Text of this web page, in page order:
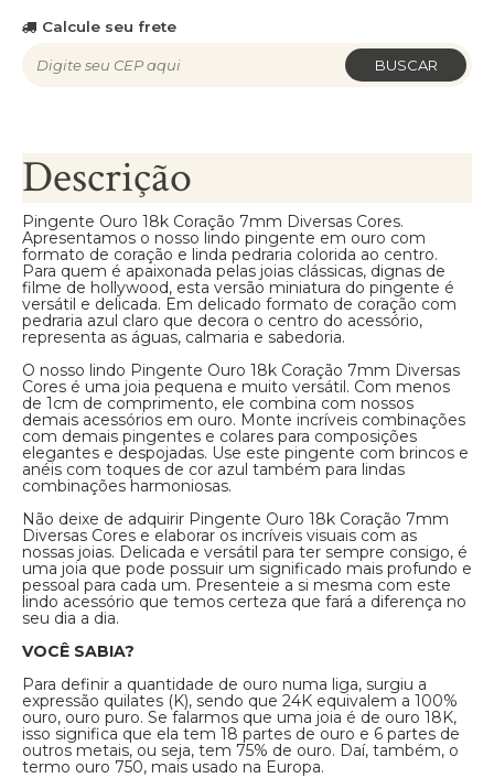
Calcule seu frete
BUSCAR
Descrição
Pingente Ouro 18k Coração 7mm Diversas Cores.
Apresentamos o nosso lindo pingente em ouro com
formato de coração e linda pedraria colorida ao centro.
Para quem é apaixonada pelas joias clássicas, dignas de
filme de hollywood, esta versão miniatura do pingente é
versátil e delicada. Em delicado formato de coração com
pedraria azul claro que decora o centro do acessório,
representa as águas, calmaria e sabedoria.
O nosso lindo Pingente Ouro 18k Coração 7mm Diversas
Cores é uma joia pequena e muito versátil. Com menos
de 1cm de comprimento, ele combina com nossos
demais acessórios em ouro. Monte incríveis combinações
com demais pingentes e colares para composições
elegantes e despojadas. Use este pingente com brincos e
anéis com toques de cor azul também para lindas
combinações harmoniosas.
Não deixe de adquirir Pingente Ouro 18k Coração 7mm
Diversas Cores e elaborar os incríveis visuais com as
nossas joias. Delicada e versátil para ter sempre consigo, é
uma joia que pode possuir um significado mais profundo e
pessoal para cada um. Presenteie a si mesma com este
lindo acessório que temos certeza que fará a diferença no
seu dia a dia.
VOCÊ SABIA?
Para definir a quantidade de ouro numa liga, surgiu a
expressão quilates (K), sendo que 24K equivalem a 100%
ouro, ouro puro. Se falarmos que uma joia é de ouro 18K,
isso significa que ela tem 18 partes de ouro e 6 partes de
outros metais, ou seja, tem 75% de ouro. Daí, também, o
termo ouro 750, mais usado na Europa.